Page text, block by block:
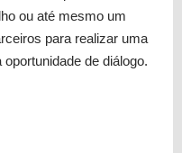
ou até mesmo um
para realizar uma
de diálogo.